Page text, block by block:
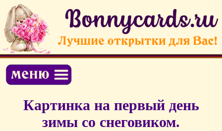
Картинка на первый день
зимы со снеговиком.